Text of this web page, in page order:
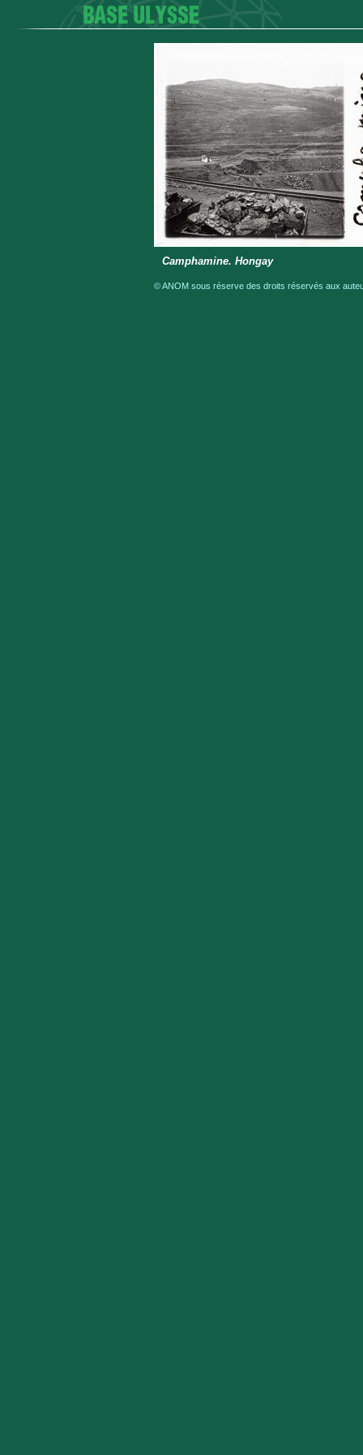
Camphamine. Hongay
© ANOM sous réserve des droits réservés aux